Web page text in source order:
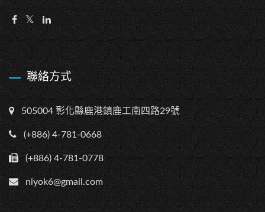
聯絡方式
505004 彰化縣鹿港鎮鹿工南四路29號
(+886) 4-781-0668
(+886) 4-781-0778
niyok6@gmail.com